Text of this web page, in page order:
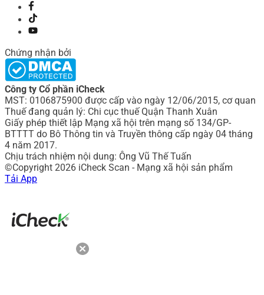
Chứng nhận bởi
Công ty Cổ phần iCheck
MST: 0106875900 được cấp vào ngày 12/06/2015, cơ quan
Thuế đang quản lý: Chi cục thuế Quận Thanh Xuân
Giấy phép thiết lập Mạng xã hội trên mạng số 134/GP-
BTTTT do Bô Thông tin và Truyền thông cấp ngày 04 tháng
4 năm 2017.
Chịu trách nhiệm nội dung: Ông Vũ Thế Tuấn
©Copyright 2026 iCheck Scan - Mạng xã hội sản phẩm
Tải App